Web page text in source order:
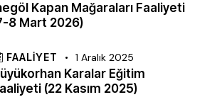
Kapan Mağaraları Faaliyeti
8 Mart 2026)
FAALIYET 1 Aralık 2025
Karalar Eğitim
(22 Kasım 2025)